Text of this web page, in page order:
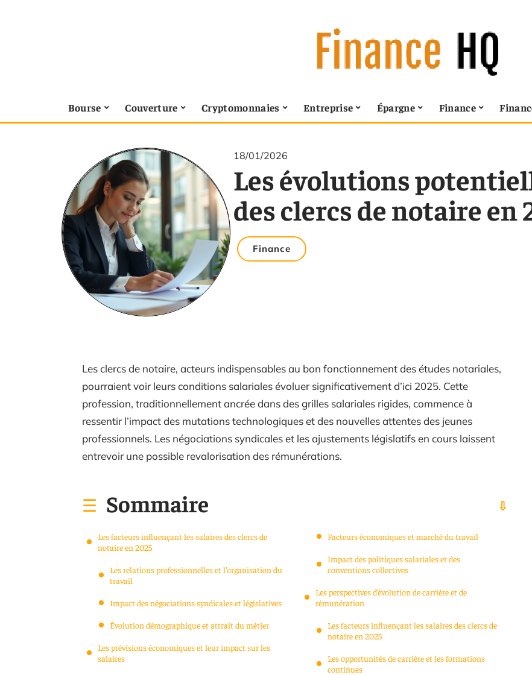
Bourse Couverture Cryptomonnaies Entreprise Épargne Finance
18/01/2026
Les évolutions
des clercs de notaire en
Finance
Les clercs de notaire, acteurs indispensables au bon fonctionnement des études notariales,
pourraient voir leurs conditions salariales évoluer significativement d’ici 2025. Cette
profession, traditionnellement ancrée dans des grilles salariales rigides, commence à
ressentir l’impact des mutations technologiques et des nouvelles attentes des jeunes
professionnels. Les négociations syndicales et les ajustements législatifs en cours laissent
entrevoir une possible revalorisation des rémunérations.
Sommaire
Les facteurs influençant les salaires des clercs de
notaire en 2025
Les relations professionnelles et l’organisation du
travail
Impact des négociations syndicales et législatives
Évolution démographique et attrait du métier
Les prévisions économiques et leur impact sur les
salaires
Facteurs économiques et marché du travail
Impact des politiques salariales et des
conventions collectives
Les perspectives d’évolution de carrière et de
rémunération
Les facteurs influençant les salaires des clercs de
notaire en 2025
Les opportunités de carrière et les formations
continues